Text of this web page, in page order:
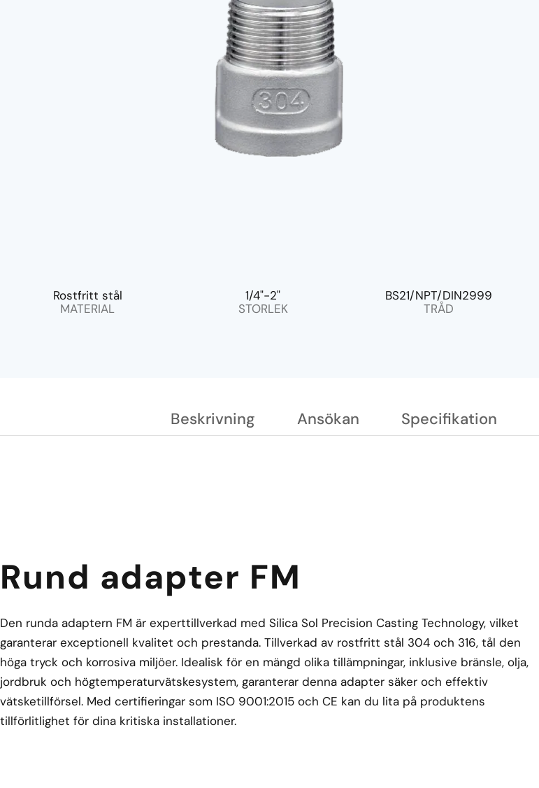
Rostfritt stål
MATERIAL
1/4"-2"
STORLEK
BS21/NPT/DIN2999
TRÅD
Beskrivning Ansökan Specifikation
Rund adapter FM
Den runda adaptern FM är experttillverkad med Silica Sol Precision Casting Technology, vilket
garanterar exceptionell kvalitet och prestanda. Tillverkad av rostfritt stål 304 och 316, tål den
höga tryck och korrosiva miljöer. Idealisk för en mängd olika tillämpningar, inklusive bränsle, olja,
jordbruk och högtemperaturvätskesystem, garanterar denna adapter säker och effektiv
vätsketillförsel. Med certifieringar som ISO 9001:2015 och CE kan du lita på produktens
tillförlitlighet för dina kritiska installationer.